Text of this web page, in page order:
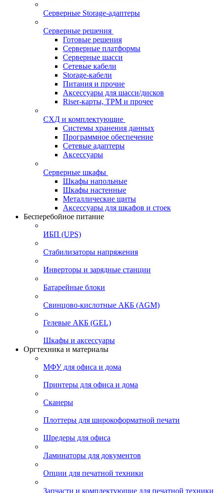
Серверные Storage-адаптеры
Серверные решения
Готовые решения
Серверные платформы
Серверные шасси
Сетевые кабели
Storage-кабели
Питания и прочие
Аксессуары для шасси/дисков
Riser-карты, TPM и прочее
СХД и комплектующие
Системы хранения данных
Программное обеспечение
Сетевые адаптеры
Аксессуары
Серверные шкафы
Шкафы напольные
Шкафы настенные
Металлические щиты
Аксессуары для шкафов и стоек
Бесперебойное питание
ИБП (UPS)
Стабилизаторы напряжения
Инверторы и зарядные станции
Батарейные блоки
Свинцово-кислотные АКБ (AGM)
Гелевые АКБ (GEL)
Шкафы и аксессуары
Оргтехника и материалы
МФУ для офиса и дома
Принтеры для офиса и дома
Сканеры
Плоттеры для широкоформатной печати
Шредеры для офиса
Ламинаторы для документов
Опции для печатной техники
Запчасти и комплектующие для печатной техники